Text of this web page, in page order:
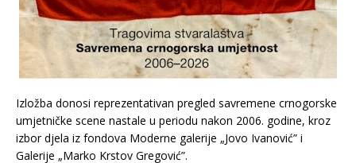
Izložba donosi reprezentativan pregled savremene crnogorske
umjetničke scene nastale u periodu nakon 2006. godine, kroz
izbor djela iz fondova Moderne galerije „Jovo Ivanović” i
Galerije „Marko Krstov Gregović”.